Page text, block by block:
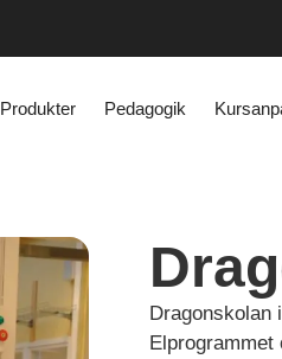
Produkter Pedagogik
Dragonskolan